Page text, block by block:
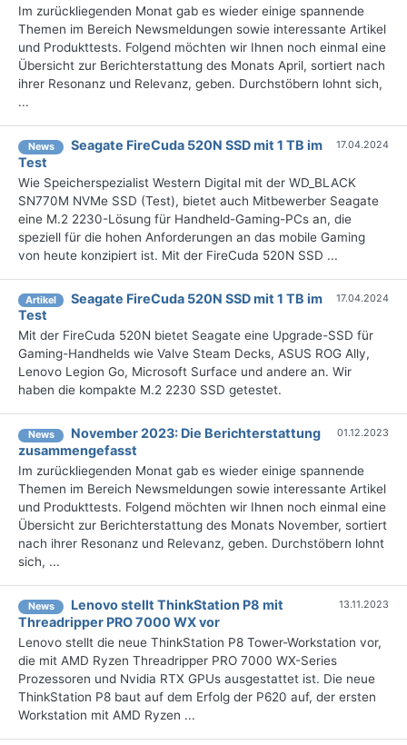
Im zurückliegenden Monat gab es wieder einige spannende
Themen im Bereich Newsmeldungen sowie interessante Artikel
und Produkttests. Folgend möchten wir Ihnen noch einmal eine
Übersicht zur Berichterstattung des Monats April, sortiert nach
ihrer Resonanz und Relevanz, geben. Durchstöbern lohnt sich,
...
News
Seagate FireCuda 520N SSD mit 1 TB im
Test
17.04.2024
Wie Speicherspezialist Western Digital mit der WD_BLACK
SN770M NVMe SSD (Test), bietet auch Mitbewerber Seagate
eine M.2 2230-Lösung für Handheld-Gaming-PCs an, die
speziell für die hohen Anforderungen an das mobile Gaming
von heute konzipiert ist. Mit der FireCuda 520N SSD ...
Artikel
Seagate FireCuda 520N SSD mit 1 TB im
Test
17.04.2024
Mit der FireCuda 520N bietet Seagate eine Upgrade-SSD für
Gaming-Handhelds wie Valve Steam Decks, ASUS ROG Ally,
Lenovo Legion Go, Microsoft Surface und andere an. Wir
haben die kompakte M.2 2230 SSD getestet.
News
November 2023: Die Bericht­erstattung
zusammengefasst
01.12.2023
Im zurückliegenden Monat gab es wieder einige spannende
Themen im Bereich Newsmeldungen sowie interessante Artikel
und Produkttests. Folgend möchten wir Ihnen noch einmal eine
Übersicht zur Berichterstattung des Monats November, sortiert
nach ihrer Resonanz und Relevanz, geben. Durchstöbern lohnt
sich, ...
News
Lenovo stellt ThinkStation P8 mit
Threadripper PRO 7000 WX vor
13.11.2023
Lenovo stellt die neue ThinkStation P8 Tower-Workstation vor,
die mit AMD Ryzen Threadripper PRO 7000 WX-Series
Prozessoren und Nvidia RTX GPUs ausgestattet ist. Die neue
ThinkStation P8 baut auf dem Erfolg der P620 auf, der ersten
Workstation mit AMD Ryzen ...